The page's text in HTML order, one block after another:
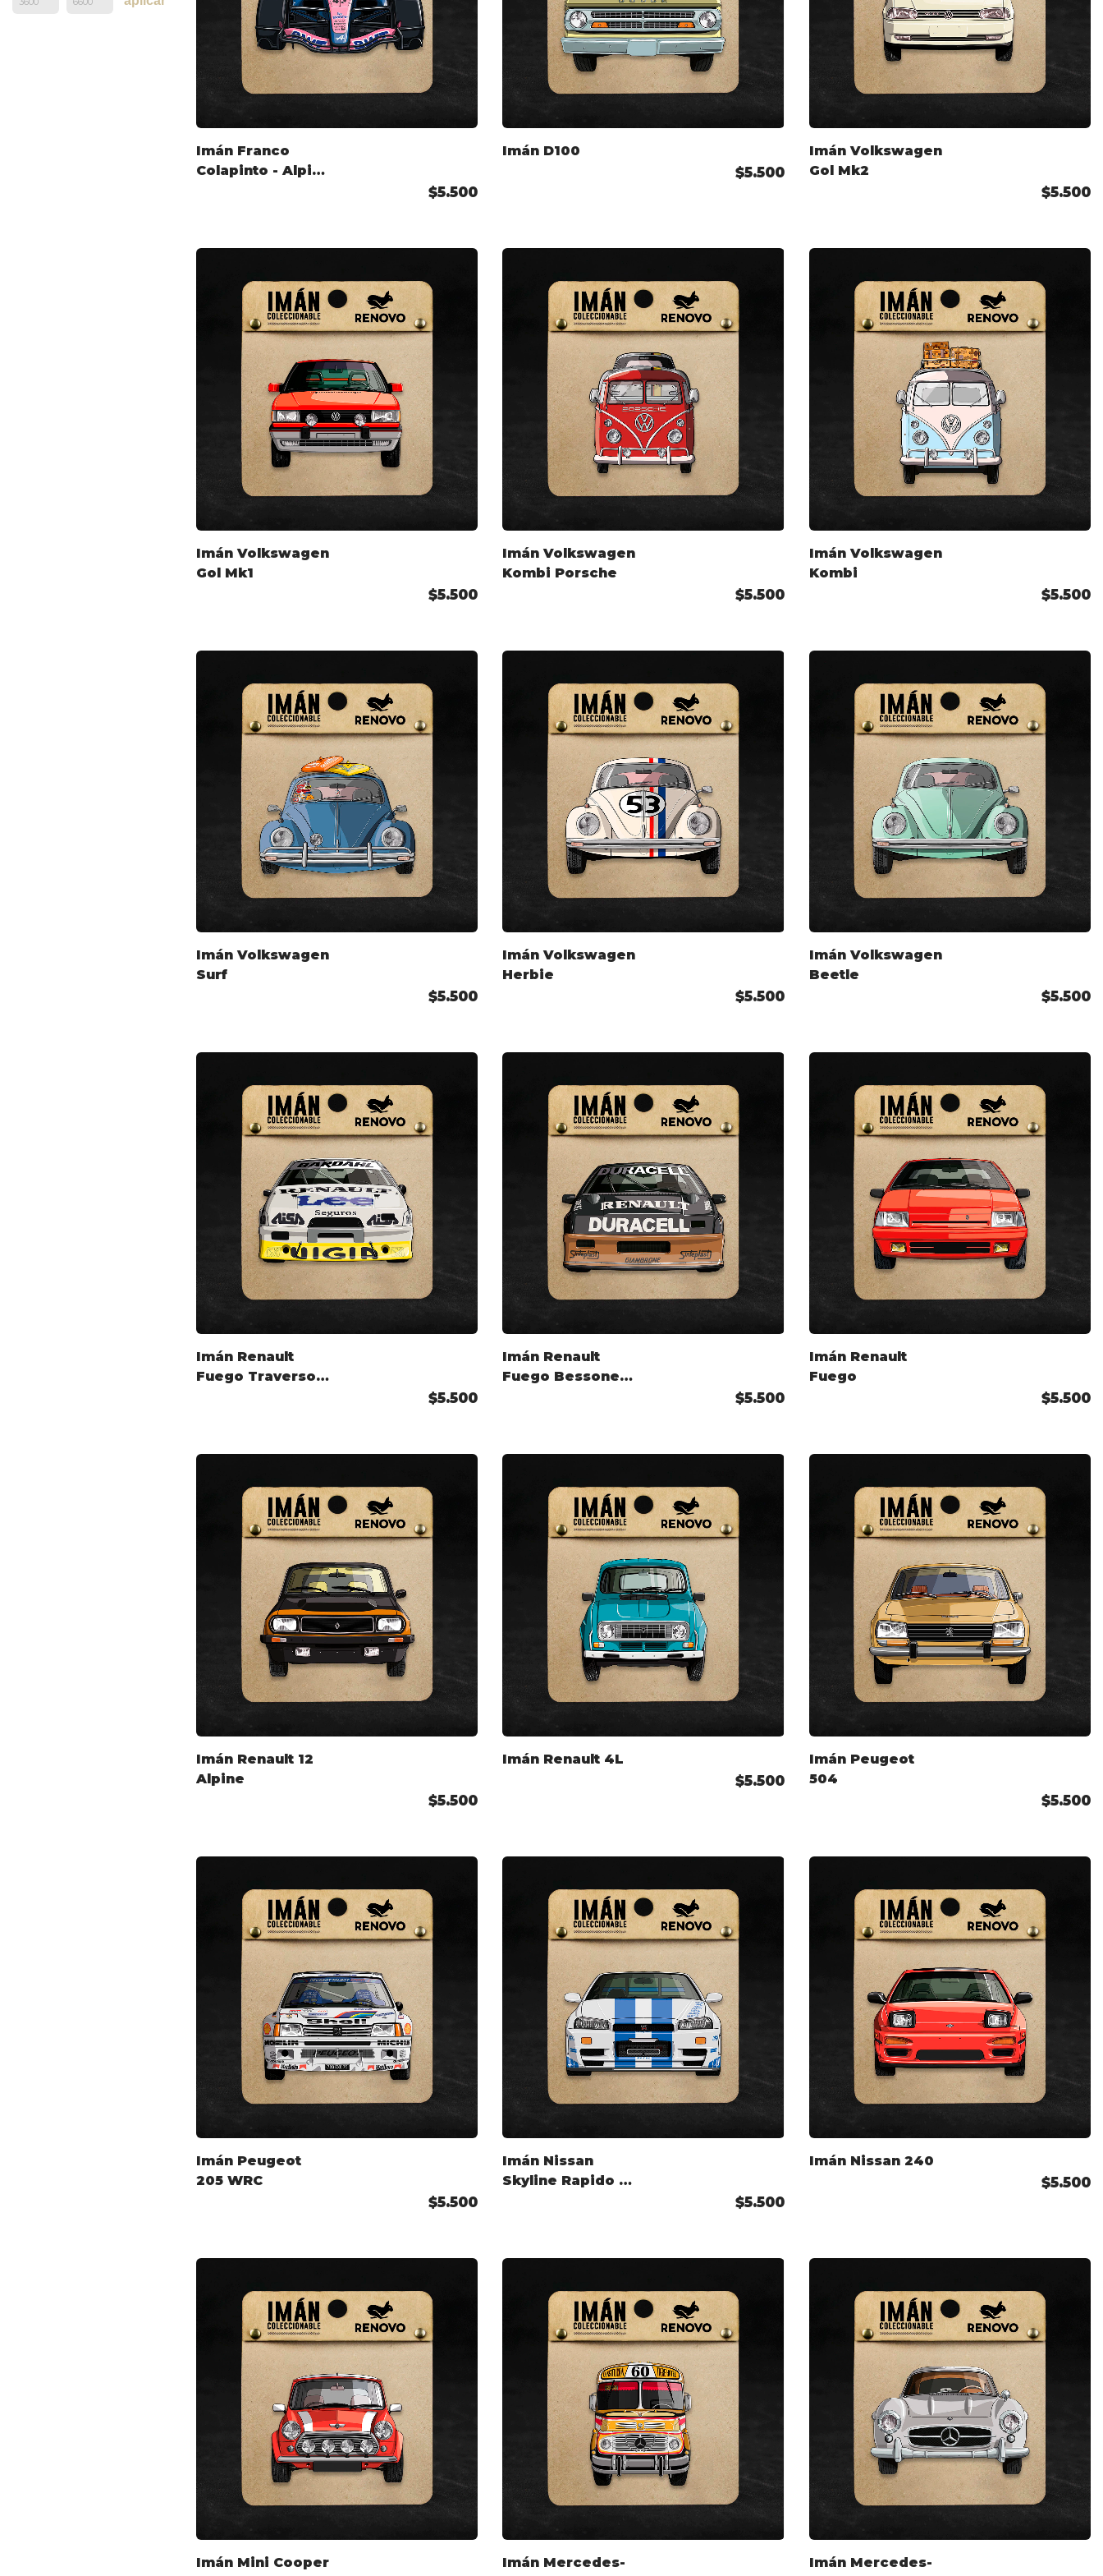
Imán Franco
Colapinto - Alpine
$5.500
Imán D100
$5.500
Imán Volkswagen
Gol Mk2
$5.500
Imán Volkswagen
Gol Mk1
$5.500
Imán Volkswagen
Kombi Porsche
$5.500
Imán Volkswagen
Kombi
$5.500
Imán Volkswagen
Surf
$5.500
Imán Volkswagen
Herbie
$5.500
Imán Volkswagen
Beetle
$5.500
Imán Renault
Fuego Traverso
$5.500
Imán Renault
Fuego Bessone
$5.500
Imán Renault
Fuego
$5.500
Imán Renault 12
Alpine
$5.500
Imán Renault 4L
$5.500
Imán Peugeot
504
$5.500
Imán Peugeot
205 WRC
$5.500
Imán Nissan
Skyline Rapido y
$5.500
Imán Nissan 240
$5.500
Imán Mini Cooper
Imán Mercedes-
Imán Mercedes-